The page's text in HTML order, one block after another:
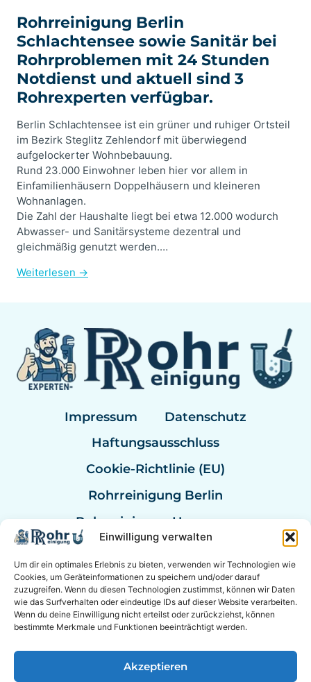
Einwilligung verwalten
Um dir ein optimales Erlebnis zu bieten, verwenden wir Technologien wie
Cookies, um Geräteinformationen zu speichern und/oder darauf
zuzugreifen. Wenn du diesen Technologien zustimmst, können wir Daten
wie das Surfverhalten oder eindeutige IDs auf dieser Website verarbeiten.
Wenn du deine Einwilligung nicht erteilst oder zurückziehst, können
bestimmte Merkmale und Funktionen beeinträchtigt werden.
Akzeptieren
Rohrreinigung Berlin
Schlachtensee sowie Sanitär bei
Rohrproblemen mit 24 Stunden
Notdienst und aktuell sind 3
Rohrexperten verfügbar.
Berlin Schlachtensee ist ein grüner und ruhiger Ortsteil
im Bezirk Steglitz Zehlendorf mit überwiegend
aufgelockerter Wohnbebauung.
Rund 23.000 Einwohner leben hier vor allem in
Einfamilienhäusern Doppelhäusern und kleineren
Wohnanlagen.
Die Zahl der Haushalte liegt bei etwa 12.000 wodurch
Abwasser- und Sanitärsysteme dezentral und
gleichmäßig genutzt werden.…
Weiterlesen →
Impressum
Datenschutz
Haftungsausschluss
Cookie-Richtlinie (EU)
Rohrreinigung Berlin
Rohrreinigung Hannover
Rohrreinigung Bremen
Rohrreinigung Kassel
Rohrreinigung Mannheim
Rohrexperten Deutschland